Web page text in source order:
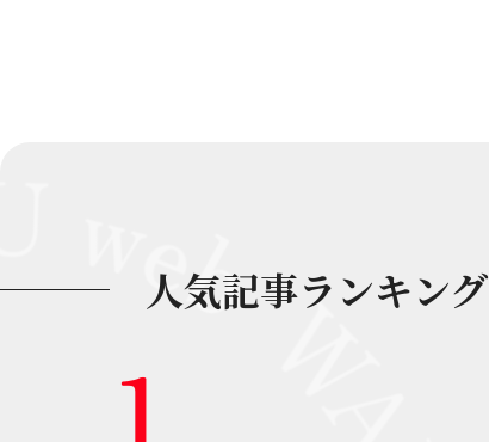
人気記事ランキング